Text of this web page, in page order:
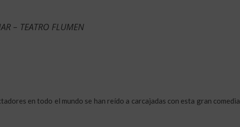
– TEATRO FLUMEN
en todo el mundo se han reído a carcajadas con esta gran comedia